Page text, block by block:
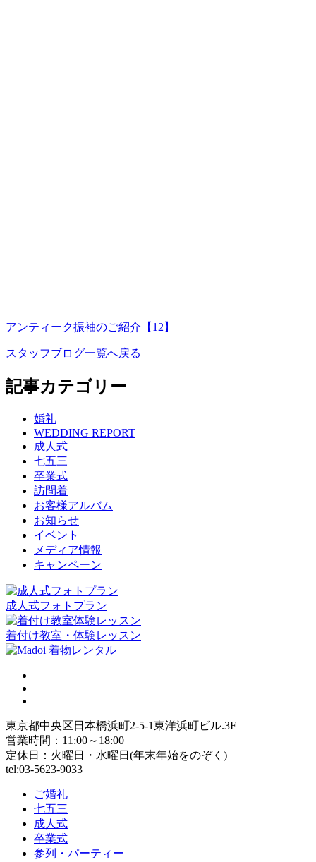
アンティーク振袖のご紹介【12】
スタッフブログ一覧へ戻る
記事カテゴリー
婚礼
WEDDING REPORT
成人式
七五三
卒業式
訪問着
お客様アルバム
お知らせ
イベント
メディア情報
キャンペーン
成人式フォトプラン
着付け教室・体験レッスン
東京都中央区日本橋浜町2-5-1東洋浜町ビル.3F
営業時間：11:00～18:00
定休日：火曜日・水曜日(年末年始をのぞく)
tel:03-5623-9033
ご婚礼
七五三
成人式
卒業式
参列・パーティー